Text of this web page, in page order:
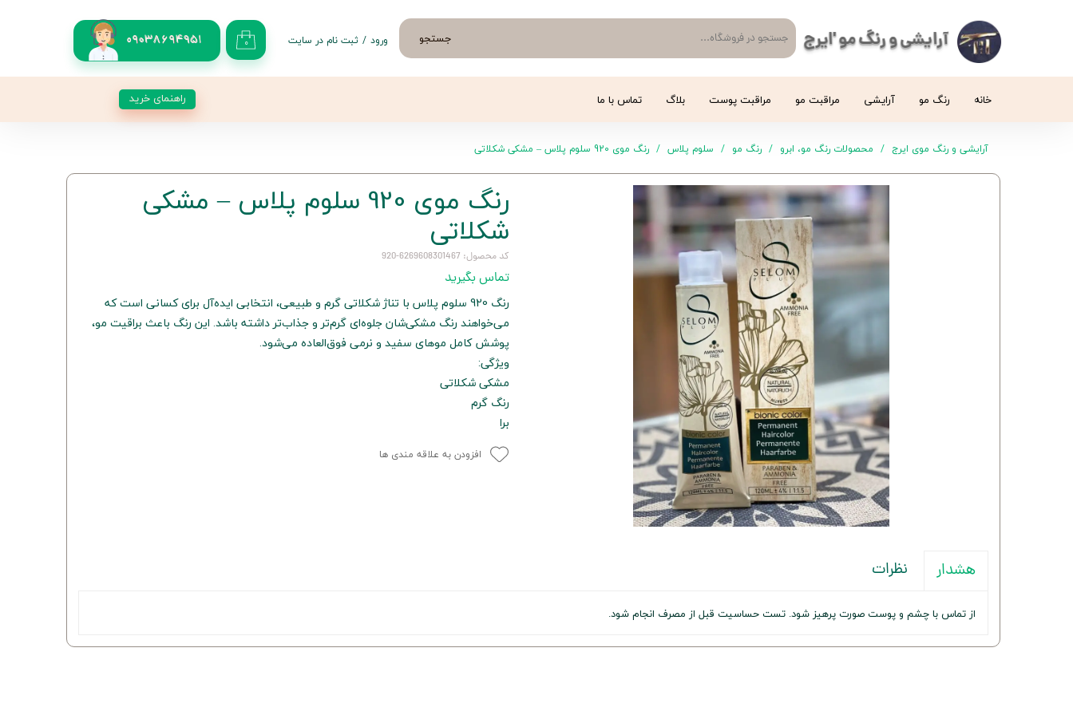
آرایشی و رنگ مو 'ایرج 09038694951 جستجو ۰ ورود / ثبت نام در سایت
خانه رنگ مو آرایشی مراقبت مو مراقبت پوست بلاگ تماس با ما راهنمای خرید
آرایشی و رنگ موی ایرج محصولات رنگ مو، ابرو رنگ مو سلوم پلاس رنگ موی 920 سلوم پلاس – مشکی شکلاتی
رنگ موی 920 سلوم پلاس – مشکی
شکلاتی
کد محصول: 6269608301467-920
تماس بگیرید
رنگ 920 سلوم پلاس با تناژ شکلاتی گرم و طبیعی، انتخابی ایده‌آل برای کسانی است که
می‌خواهند رنگ مشکی‌شان جلوه‌ای گرم‌تر و جذاب‌تر داشته باشد. این رنگ باعث براقیت مو،
پوشش کامل موهای سفید و نرمی فوق‌العاده می‌شود.
ویژگی:
مشکی شکلاتی
رنگ گرم
برا
افزودن به علاقه مندی ها
هشدار نظرات
از تماس با چشم و پوست صورت پرهیز شود. تست حساسیت قبل از مصرف انجام شود.